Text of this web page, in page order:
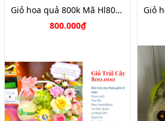
Giỏ hoa quả 800k Mã Hl8056
800.000₫